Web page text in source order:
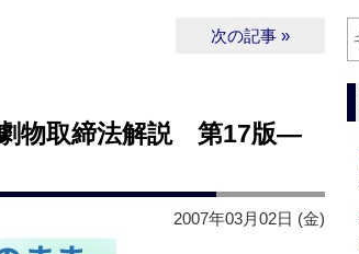
次の記事 »
劇物取締法解説 第17版―
2007年03月02日 (金)